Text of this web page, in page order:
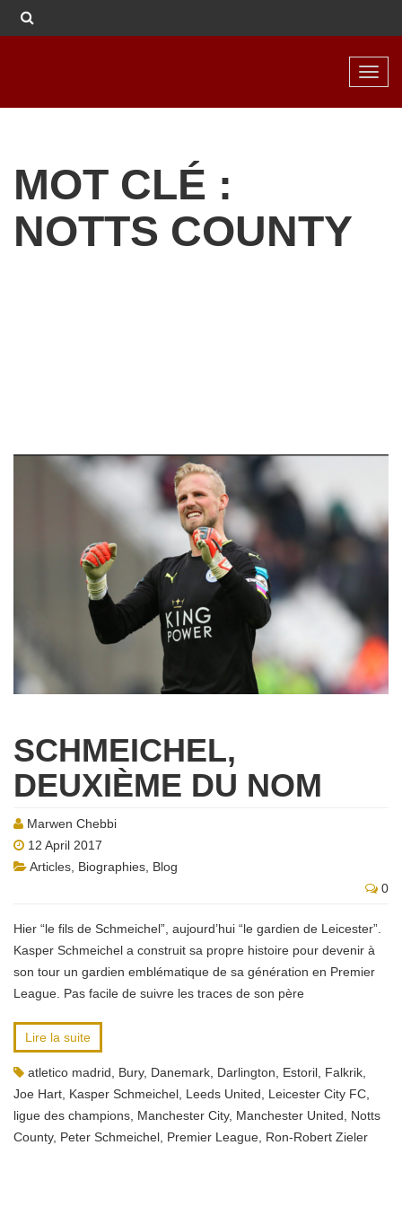
MOT CLÉ :
NOTTS COUNTY
SCHMEICHEL,
DEUXIÈME DU NOM
Marwen Chebbi
12 April 2017
Articles Biographies Blog
0
Hier “le fils de Schmeichel”, aujourd’hui “le gardien de Leicester”.
Kasper Schmeichel a construit sa propre histoire pour devenir à
son tour un gardien emblématique de sa génération en Premier
League. Pas facile de suivre les traces de son père
Lire la suite
atletico madrid Bury, Danemark Darlington Estoril Falkrik
Joe Hart Kasper Schmeichel Leeds United Leicester City FC
ligue des champions Manchester City, Manchester United
Notts
County, Peter Schmeichel Premier League Ron-Robert Zieler